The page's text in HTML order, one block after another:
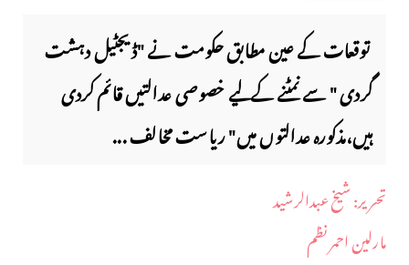
توقعات کے عین مطابق حکومت نے "ڈیجٹیل دہشت
گردی " سے نمٹنے کےلیے خصوصی عدالتیں قائم کردی
ہیں،مذکورہ عدالتوں میں" ریاست مخالف ...
​تحریر: شیخ عبدالرشید
مارلین احمر نظم